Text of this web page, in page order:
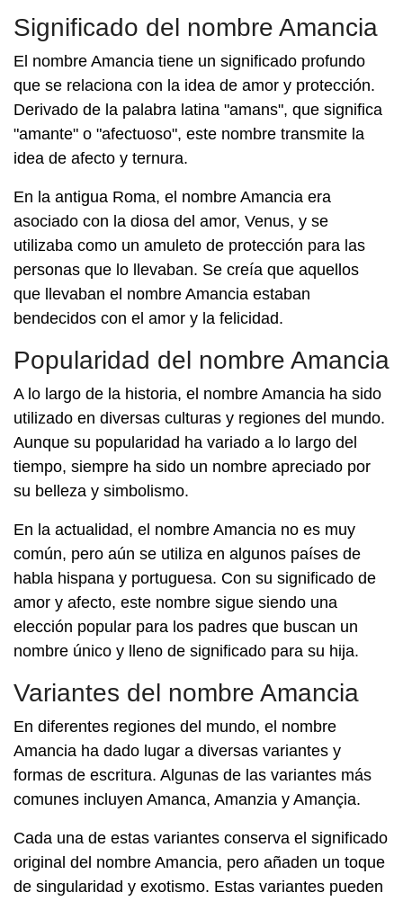
Significado del nombre Amancia
El nombre Amancia tiene un significado profundo
que se relaciona con la idea de amor y protección.
Derivado de la palabra latina "amans", que significa
"amante" o "afectuoso", este nombre transmite la
idea de afecto y ternura.
En la antigua Roma, el nombre Amancia era
asociado con la diosa del amor, Venus, y se
utilizaba como un amuleto de protección para las
personas que lo llevaban. Se creía que aquellos
que llevaban el nombre Amancia estaban
bendecidos con el amor y la felicidad.
Popularidad del nombre Amancia
A lo largo de la historia, el nombre Amancia ha sido
utilizado en diversas culturas y regiones del mundo.
Aunque su popularidad ha variado a lo largo del
tiempo, siempre ha sido un nombre apreciado por
su belleza y simbolismo.
En la actualidad, el nombre Amancia no es muy
común, pero aún se utiliza en algunos países de
habla hispana y portuguesa. Con su significado de
amor y afecto, este nombre sigue siendo una
elección popular para los padres que buscan un
nombre único y lleno de significado para su hija.
Variantes del nombre Amancia
En diferentes regiones del mundo, el nombre
Amancia ha dado lugar a diversas variantes y
formas de escritura. Algunas de las variantes más
comunes incluyen Amanca, Amanzia y Amançia.
Cada una de estas variantes conserva el significado
original del nombre Amancia, pero añaden un toque
de singularidad y exotismo. Estas variantes pueden